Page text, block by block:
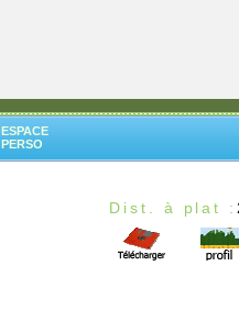
ESPACE
PERSO
Dist. à plat :